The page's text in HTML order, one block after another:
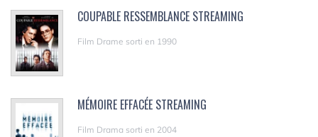
COUPABLE RESSEMBLANCE STREAMING
Film Drame sorti en 1990
MÉMOIRE EFFACÉE STREAMING
Film Drama sorti en 2004